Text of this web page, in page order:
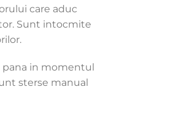
care aduc
Sunt intocmite
pana in momentul
sterse manual